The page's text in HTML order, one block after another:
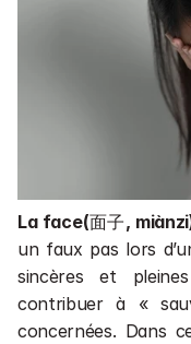
La face(面子,
un faux pas lors
sincères et
contribuer à «
concernées. Dans